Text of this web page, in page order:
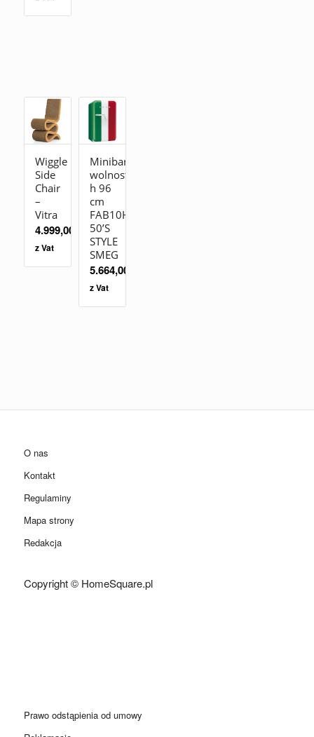
Wiggle
Side
Chair
–
Vitra
4.999,00
z Vat
Minibar
wolnostojąca
h 96
cm
FAB10HRDIT2
50’S
STYLE
SMEG
5.664,00
z Vat
O nas
Kontakt
Regulaminy
Mapa strony
Redakcja
Copyright © HomeSquare.pl
Prawo odstąpienia od umowy